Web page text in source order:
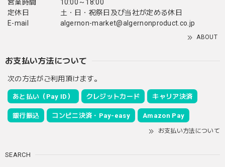
営業時間
10:00～18:00
定休日
土・日・祝祭日及び当社が定める休日
E-mail
algernon-market@algernonproduct.co.jp
ABOUT
お支払い方法について
次の方法がご利用頂けます。
あと払い（Pay ID） クレジットカード キャリア決済
銀行振込 コンビニ決済・Pay-easy Amazon Pay
お支払い方法について
SEARCH